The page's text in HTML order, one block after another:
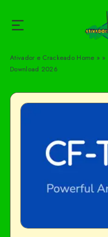
Ativador e Crackeado Home » »
Download 2026